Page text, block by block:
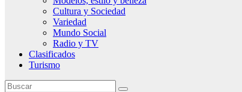
Cultura y Sociedad
Variedad
Mundo Social
Radio y TV
Clasificados
Turismo